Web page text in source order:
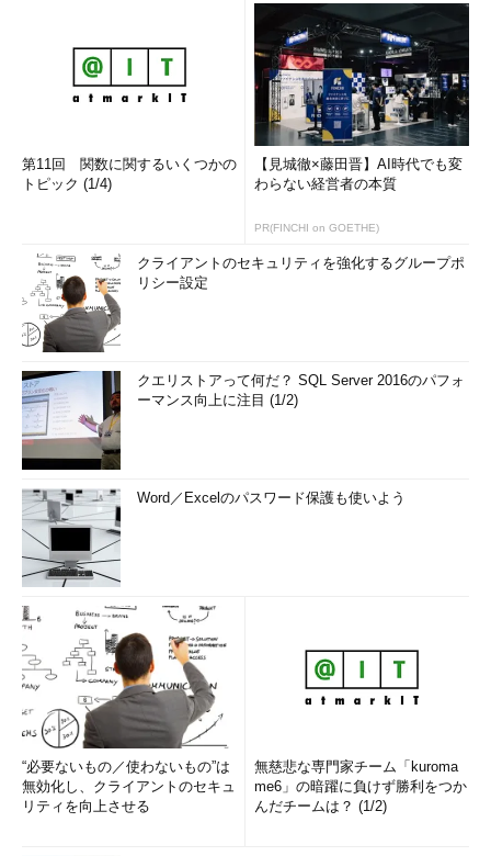
デバイス マネージャの［コンピュータ］に表示さ
れたHALの項目をマウスでダブルクリックする
と、このダイアログが表示される。HALをマニュ
アルで切り替えるには、［ドライバ］タブをクリ
［Ｃ］
HALを切り替えるにはこのボタンをクリ
ックする。→ ［Ｃ］ へ
ダイアログが表示されたら、［ドライバ］タブをクリックし、
右下にある［ドライバの更新］ボタンをクリックする。すると、
デバイス ドライバのアップグレード ウィザードが起動される。
［Ｃ］
デバイス ドライバのアップグレード ウィザード
他のデバイス同様、［ドラバの更新］ボタンをク
リックすると、デバイス ドライバのアップグレー
ド ウィザードが起動される。
［Ｄ］ このボタンをクリックする。→
ここで［次へ］ボタンをクリックする。すると次のウィザード
のウィンドウは次のようになる。
第11回 関数に関するいくつかの
トピック (1/4)
【見城徹×藤田晋】AI時代でも変
わらない経営者の本質
PR(FINCHI on GOETHE)
クライアントのセキュリティを強化するグループポ
リシー設定
クエリストアって何だ？ SQL Server 2016のパフォ
ーマンス向上に注目 (1/2)
Word／Excelのパスワード保護も使いよう
“必要ないもの／使わないもの”は
無効化し、クライアントのセキュ
リティを向上させる
無慈悲な専門家チーム「kuroma
me6」の暗躍に負けず勝利をつか
んだチームは？ (1/2)